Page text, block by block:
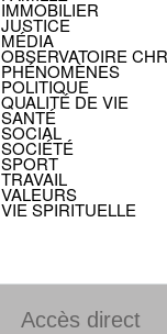
IMMOBILIER
JUSTICE
MÉDIA
OBSERVATOIRE
PHÉNOMÈNES
POLITIQUE
QUALITÉ DE VIE
SANTÉ
SOCIAL
SOCIÉTÉ
SPORT
TRAVAIL
VALEURS
VIE SPIRITUELLE
Accès direct